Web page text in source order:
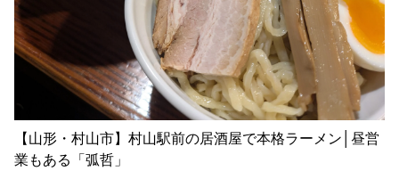
【山形・村山市】村山駅前の居酒屋で本格ラーメン│昼営
業もある「弧哲」